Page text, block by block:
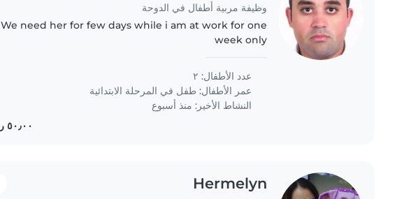
وظيفة مربية أطفال في الدوحة
We need her for few days while i am at work for one
week only
عدد الأطفال: ٢
عمر الأطفال: طفل في المرحلة الابتدائية
النشاط الأخير: منذ أسبوع
Hermelyn